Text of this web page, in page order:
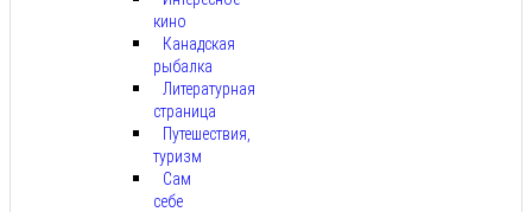
кино
Канадская
рыбалка
Литературная
страница
Путешествия,
туризм
Сам
себе